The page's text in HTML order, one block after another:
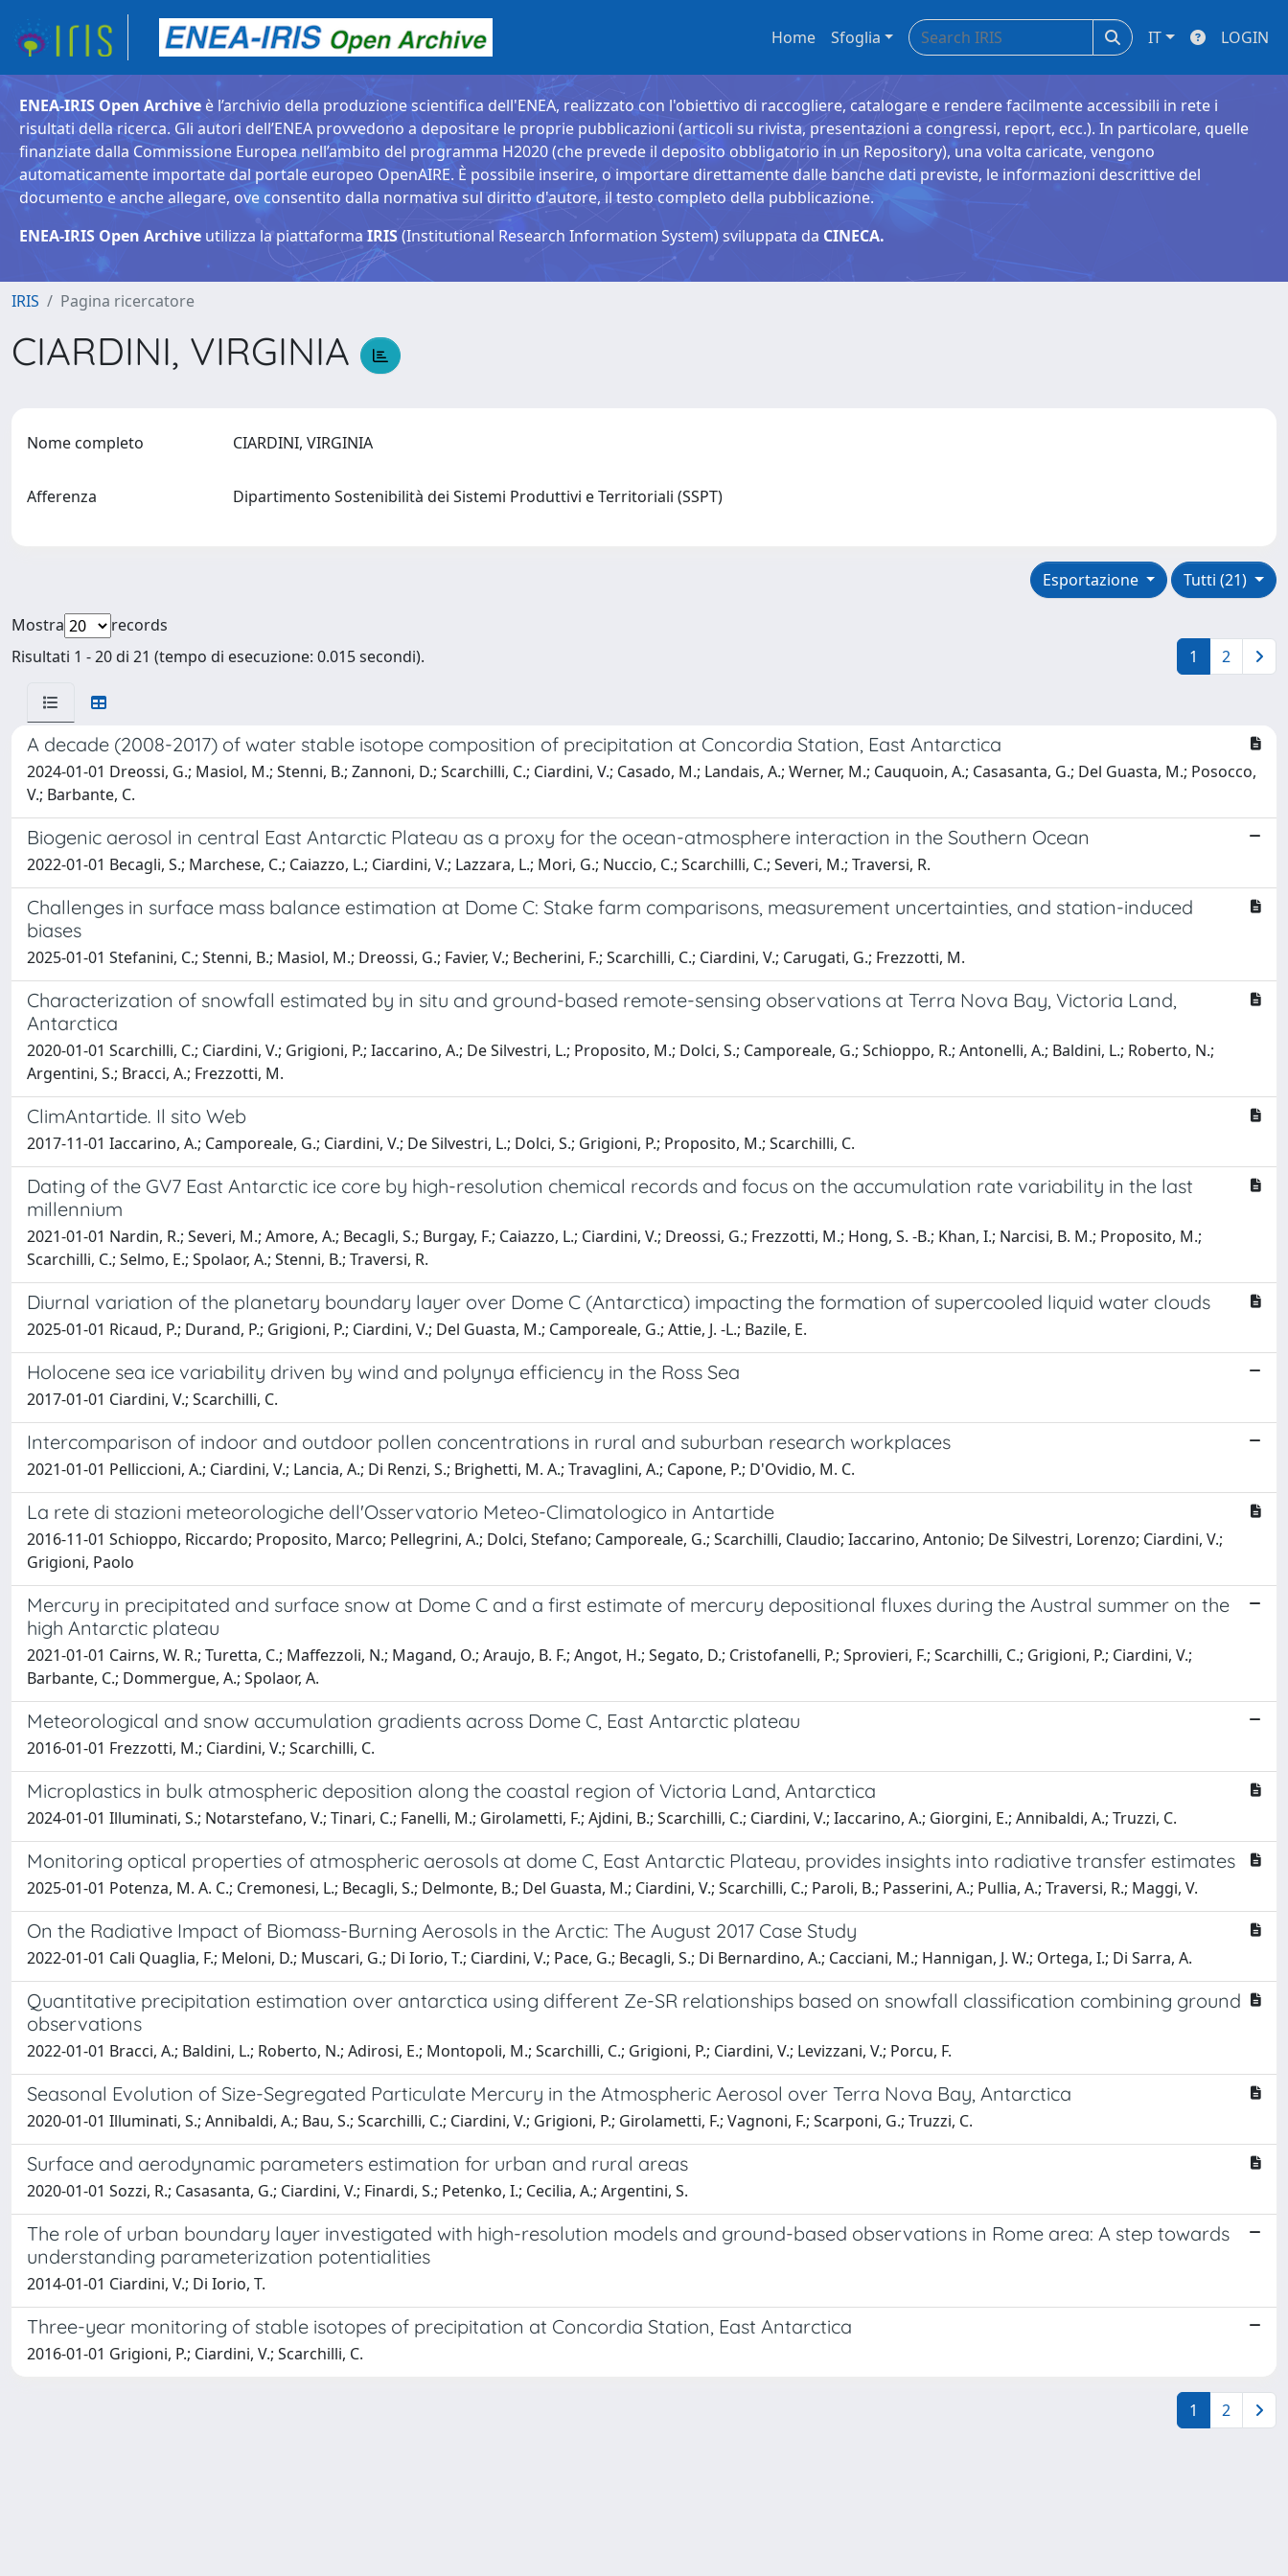
Home Sfoglia IT LOGIN
ENEA-IRIS Open Archive è l’archivio della produzione scientifica dell'ENEA, realizzato con l'obiettivo di raccogliere, catalogare e rendere facilmente accessibili in rete i
risultati della ricerca. Gli autori dell’ENEA provvedono a depositare le proprie pubblicazioni (articoli su rivista, presentazioni a congressi, report, ecc.). In particolare, quelle
finanziate dalla Commissione Europea nell’ambito del programma H2020 (che prevede il deposito obbligatorio in un Repository), una volta caricate, vengono
automaticamente importate dal portale europeo OpenAIRE. È possibile inserire, o importare direttamente dalle banche dati previste, le informazioni descrittive del
documento e anche allegare, ove consentito dalla normativa sul diritto d'autore, il testo completo della pubblicazione.
ENEA-IRIS Open Archive utilizza la piattaforma IRIS(Institutional Research Information System) sviluppata da CINECA.
IRIS Pagina ricercatore
CIARDINI, VIRGINIA
Nome completo CIARDINI, VIRGINIA
Afferenza Dipartimento Sostenibilità dei Sistemi Produttivi e Territoriali (SSPT)
Tutti (21)
Esportazione
Mostra
records
Risultati 1 - 20 di 21 (tempo di esecuzione: 0.015 secondi).
1 2
A decade (2008-2017) of water stable isotope composition of precipitation at Concordia Station, East Antarctica
2024-01-01 Dreossi, G.; Masiol, M.; Stenni, B.; Zannoni, D.; Scarchilli, C.; Ciardini, V.; Casado, M.; Landais, A.; Werner, M.; Cauquoin, A.; Casasanta, G.; Del Guasta, M.; Posocco,
V.; Barbante, C.
Biogenic aerosol in central East Antarctic Plateau as a proxy for the ocean-atmosphere interaction in the Southern Ocean
2022-01-01 Becagli, S.; Marchese, C.; Caiazzo, L.; Ciardini, V.; Lazzara, L.; Mori, G.; Nuccio, C.; Scarchilli, C.; Severi, M.; Traversi, R.
Challenges in surface mass balance estimation at Dome C: Stake farm comparisons, measurement uncertainties, and station-induced
biases
2025-01-01 Stefanini, C.; Stenni, B.; Masiol, M.; Dreossi, G.; Favier, V.; Becherini, F.; Scarchilli, C.; Ciardini, V.; Carugati, G.; Frezzotti, M.
Characterization of snowfall estimated by in situ and ground-based remote-sensing observations at Terra Nova Bay, Victoria Land,
Antarctica
2020-01-01 Scarchilli, C.; Ciardini, V.; Grigioni, P.; Iaccarino, A.; De Silvestri, L.; Proposito, M.; Dolci, S.; Camporeale, G.; Schioppo, R.; Antonelli, A.; Baldini, L.; Roberto, N.;
Argentini, S.; Bracci, A.; Frezzotti, M.
ClimAntartide. Il sito Web
2017-11-01 Iaccarino, A.; Camporeale, G.; Ciardini, V.; De Silvestri, L.; Dolci, S.; Grigioni, P.; Proposito, M.; Scarchilli, C.
Dating of the GV7 East Antarctic ice core by high-resolution chemical records and focus on the accumulation rate variability in the last
millennium
2021-01-01 Nardin, R.; Severi, M.; Amore, A.; Becagli, S.; Burgay, F.; Caiazzo, L.; Ciardini, V.; Dreossi, G.; Frezzotti, M.; Hong, S. -B.; Khan, I.; Narcisi, B. M.; Proposito, M.;
Scarchilli, C.; Selmo, E.; Spolaor, A.; Stenni, B.; Traversi, R.
Diurnal variation of the planetary boundary layer over Dome C (Antarctica) impacting the formation of supercooled liquid water clouds
2025-01-01 Ricaud, P.; Durand, P.; Grigioni, P.; Ciardini, V.; Del Guasta, M.; Camporeale, G.; Attie, J. -L.; Bazile, E.
Holocene sea ice variability driven by wind and polynya efficiency in the Ross Sea
2017-01-01 Ciardini, V.; Scarchilli, C.
Intercomparison of indoor and outdoor pollen concentrations in rural and suburban research workplaces
2021-01-01 Pelliccioni, A.; Ciardini, V.; Lancia, A.; Di Renzi, S.; Brighetti, M. A.; Travaglini, A.; Capone, P.; D'Ovidio, M. C.
La rete di stazioni meteorologiche dell'Osservatorio Meteo-Climatologico in Antartide
2016-11-01 Schioppo, Riccardo; Proposito, Marco; Pellegrini, A.; Dolci, Stefano; Camporeale, G.; Scarchilli, Claudio; Iaccarino, Antonio; De Silvestri, Lorenzo; Ciardini, V.;
Grigioni, Paolo
Mercury in precipitated and surface snow at Dome C and a first estimate of mercury depositional fluxes during the Austral summer on the
high Antarctic plateau
2021-01-01 Cairns, W. R.; Turetta, C.; Maffezzoli, N.; Magand, O.; Araujo, B. F.; Angot, H.; Segato, D.; Cristofanelli, P.; Sprovieri, F.; Scarchilli, C.; Grigioni, P.; Ciardini, V.;
Barbante, C.; Dommergue, A.; Spolaor, A.
Meteorological and snow accumulation gradients across Dome C, East Antarctic plateau
2016-01-01 Frezzotti, M.; Ciardini, V.; Scarchilli, C.
Microplastics in bulk atmospheric deposition along the coastal region of Victoria Land, Antarctica
2024-01-01 Illuminati, S.; Notarstefano, V.; Tinari, C.; Fanelli, M.; Girolametti, F.; Ajdini, B.; Scarchilli, C.; Ciardini, V.; Iaccarino, A.; Giorgini, E.; Annibaldi, A.; Truzzi, C.
Monitoring optical properties of atmospheric aerosols at dome C, East Antarctic Plateau, provides insights into radiative transfer estimates
2025-01-01 Potenza, M. A. C.; Cremonesi, L.; Becagli, S.; Delmonte, B.; Del Guasta, M.; Ciardini, V.; Scarchilli, C.; Paroli, B.; Passerini, A.; Pullia, A.; Traversi, R.; Maggi, V.
On the Radiative Impact of Biomass-Burning Aerosols in the Arctic: The August 2017 Case Study
2022-01-01 Cali Quaglia, F.; Meloni, D.; Muscari, G.; Di Iorio, T.; Ciardini, V.; Pace, G.; Becagli, S.; Di Bernardino, A.; Cacciani, M.; Hannigan, J. W.; Ortega, I.; Di Sarra, A.
Quantitative precipitation estimation over antarctica using different Ze-SR relationships based on snowfall classification combining ground
observations
2022-01-01 Bracci, A.; Baldini, L.; Roberto, N.; Adirosi, E.; Montopoli, M.; Scarchilli, C.; Grigioni, P.; Ciardini, V.; Levizzani, V.; Porcu, F.
Seasonal Evolution of Size-Segregated Particulate Mercury in the Atmospheric Aerosol over Terra Nova Bay, Antarctica
2020-01-01 Illuminati, S.; Annibaldi, A.; Bau, S.; Scarchilli, C.; Ciardini, V.; Grigioni, P.; Girolametti, F.; Vagnoni, F.; Scarponi, G.; Truzzi, C.
Surface and aerodynamic parameters estimation for urban and rural areas
2020-01-01 Sozzi, R.; Casasanta, G.; Ciardini, V.; Finardi, S.; Petenko, I.; Cecilia, A.; Argentini, S.
The role of urban boundary layer investigated with high-resolution models and ground-based observations in Rome area: A step towards
understanding parameterization potentialities
2014-01-01 Ciardini, V.; Di Iorio, T.
Three-year monitoring of stable isotopes of precipitation at Concordia Station, East Antarctica
2016-01-01 Grigioni, P.; Ciardini, V.; Scarchilli, C.
1 2